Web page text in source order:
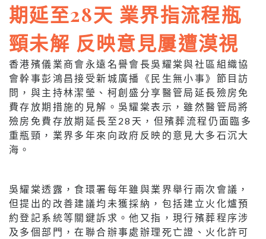
期延至28天 業界指流程瓶
頸未解 反映意見屢遭漠視
香港殯儀業商會永遠名譽會長吳耀棠與社區組織協
會幹事彭鴻昌接受新城廣播《民生無小事》節目訪
問，與主持林潔瑩、柯創盛分享醫管局延長殮房免
費存放期措施的見解。吳耀棠表示，雖然醫管局將
殮房免費存放期延長至28天，但殯葬流程仍面臨多
重瓶頸，業界多年來向政府反映的意見大多石沉大
海。
吳耀棠透露，食環署每年雖與業界舉行兩次會議，
但提出的改善建議均未獲採納，包括建立火化爐預
約登記系統等關鍵訴求。他又指，現行殯葬程序涉
及多個部門，在聯合辦事處辦理死亡證、火化許可